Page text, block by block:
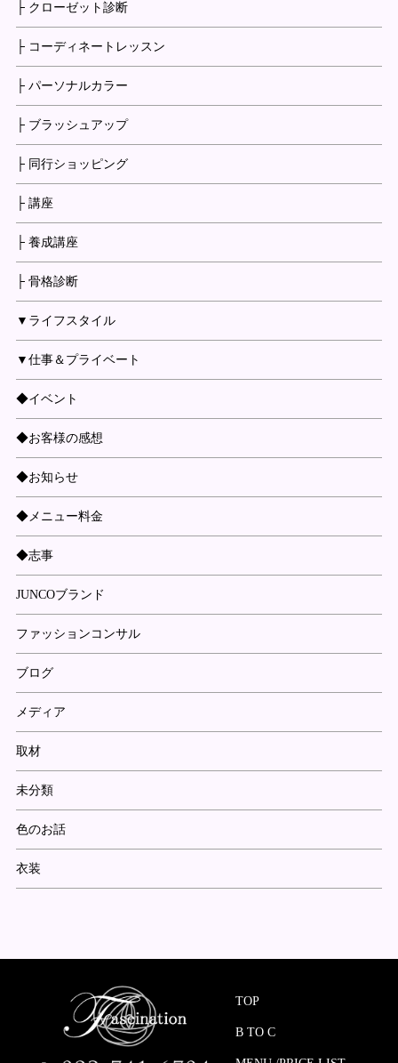
├ クローゼット診断
├ コーディネートレッスン
├ パーソナルカラー
├ ブラッシュアップ
├ 同行ショッピング
├ 講座
├ 養成講座
├ 骨格診断
▼ライフスタイル
▼仕事＆プライベート
◆イベント
◆お客様の感想
◆お知らせ
◆メニュー料金
◆志事
JUNCOブランド
ファッションコンサル
ブログ
メディア
取材
未分類
色のお話
衣装
TOP
B TO C